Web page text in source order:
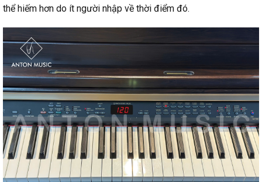
thể hiếm hơn do ít người nhập về thời điểm đó.